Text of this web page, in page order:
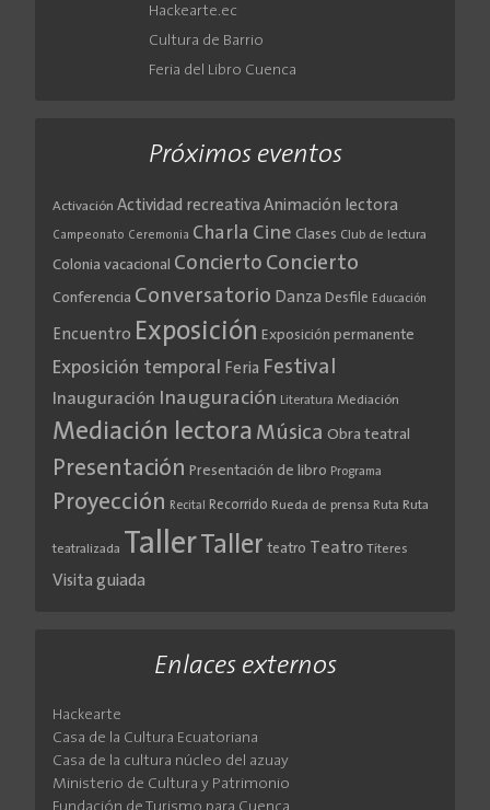
Hackearte.ec
Cultura de Barrio
Feria del Libro Cuenca
Próximos eventos
Activación Actividad recreativa Animación lectora
Campeonato Ceremonia Charla Cine Clases Club de lectura
Colonia vacacional Concierto Concierto
Conferencia Conversatorio Danza Desfile Educación
Encuentro Exposición Exposición permanente
Exposición temporal Feria Festival
Inauguración Inauguración Literatura Mediación
Mediación lectora Música Obra teatral
Presentación Presentación de libro Programa
Proyección Recital Recorrido Rueda de prensa Ruta Ruta
teatralizada Taller Taller teatro Teatro Títeres
Visita guiada
Enlaces externos
Hackearte
Casa de la Cultura Ecuatoriana
Casa de la cultura núcleo del azuay
Ministerio de Cultura y Patrimonio